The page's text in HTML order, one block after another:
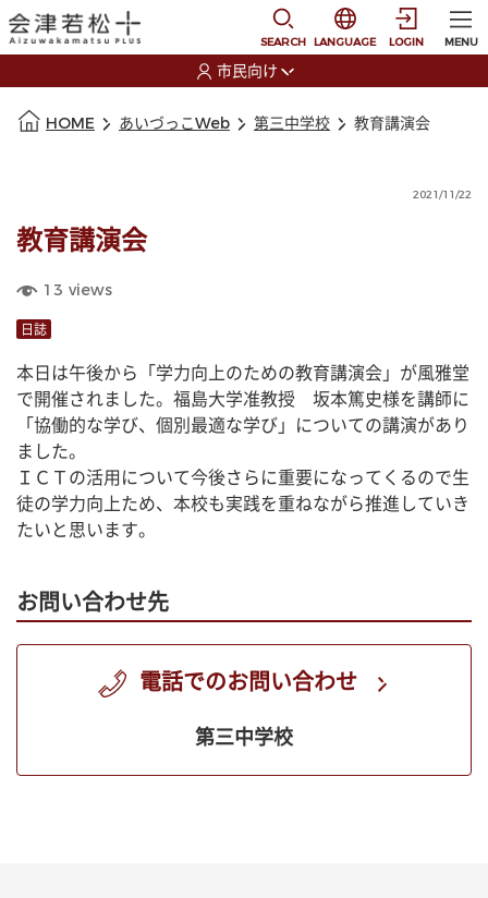
SEARCH
選択すると言語の切
LANGUAGE LOGIN MENU
市民向け
HOME あいづっこWeb 第三中学校 教育講演会
2021/11/22
教育講演会
13 views
日誌
本日は午後から「学力向上のための教育講演会」が風雅堂
で開催されました。福島大学准教授　坂本篤史様を講師に
「協働的な学び、個別最適な学び」についての講演があり
ました。
ＩＣＴの活用について今後さらに重要になってくるので生
徒の学力向上ため、本校も実践を重ねながら推進していき
たいと思います。
お問い合わせ先
電話でのお問い合わせ
第三中学校